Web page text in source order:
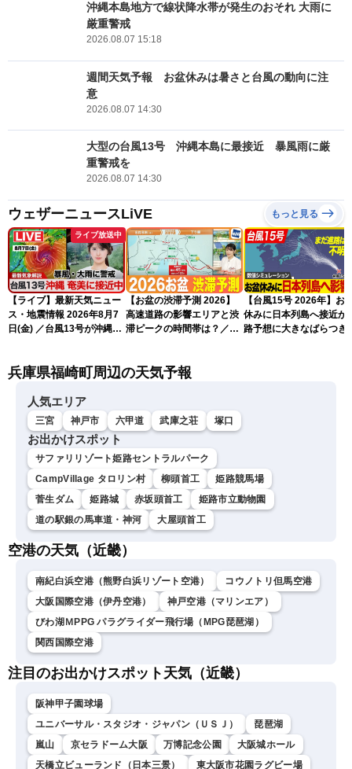
沖縄本島地方で線状降水帯が発生のおそれ 大雨に
厳重警戒
2026.08.07 15:18
週間天気予報 お盆休みは暑さと台風の動向に注
意
2026.08.07 14:30
大型の台風13号 沖縄本島に最接近 暴風雨に厳
重警戒を
2026.08.07 14:30
ウェザーニュースLiVE もっと見る
ライブ放送中
【ライブ】最新天気ニュー
ス・地震情報 2026年8月7
日(金) ／台風13号が沖縄・
ュースLiVEイブニング・小
【お盆の渋滞予測 2026】
高速道路の影響エリアと渋
滞ピークの時間帯は？／
【台風15号 2026年】お
休みに日本列島へ接近か
路予想に大きなばらつき
兵庫県福崎町周辺の天気予報
人気エリア
三宮 神戸市 六甲道 武庫之荘 塚口
お出かけスポット
サファリリゾート姫路セントラルパーク
CampVillage タロリン村
柳頭首工
姫路競馬場
菅生ダム
姫路城 赤坂頭首工
姫路市立動物園
道の駅銀の馬車道・神河
大屋頭首工
空港の天気（近畿）
南紀白浜空港（熊野白浜リゾート空港）
コウノトリ但馬空港
大阪国際空港（伊丹空港）
神戸空港（マリンエア）
びわ湖ＭPPG パラグライダー飛行場（MPG琵琶湖）
関西国際空港
注目のお出かけスポット天気（近畿）
阪神甲子園球場
ユニバーサル・スタジオ・ジャパン（ＵＳＪ）
琵琶湖
嵐山
京セラドーム大阪 万博記念公園
大阪城ホール
天橋立ビューランド（日本三景）
東大阪市花園ラグビー場